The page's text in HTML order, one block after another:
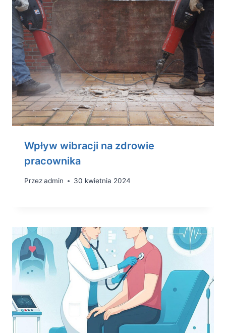
Wpływ wibracji na zdrowie
pracownika
Przezadmin 30 kwietnia 2024